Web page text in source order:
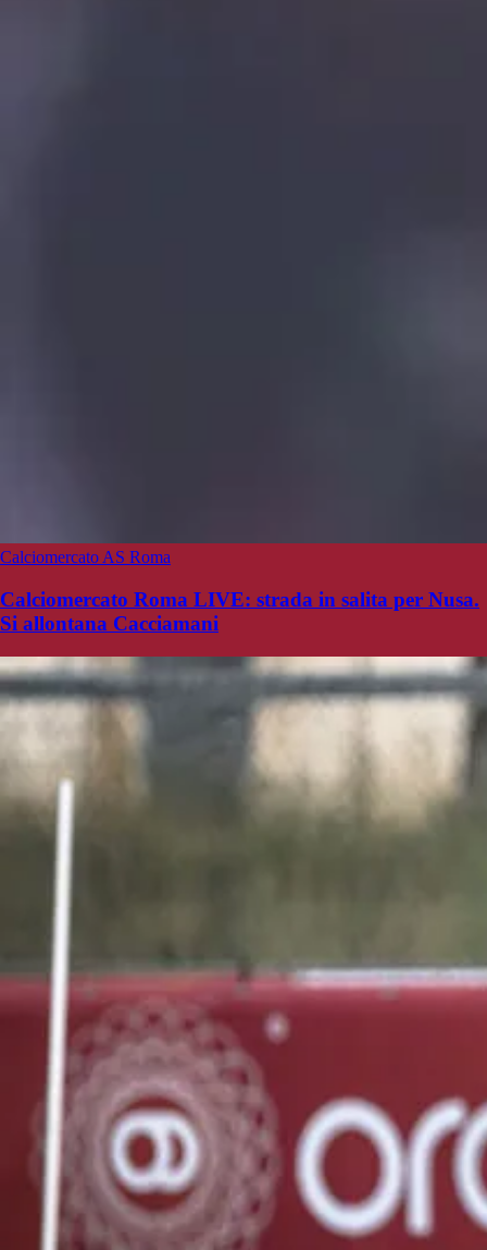
Calciomercato AS Roma
Calciomercato Roma LIVE: strada in salita per Nusa.
Si allontana Cacciamani